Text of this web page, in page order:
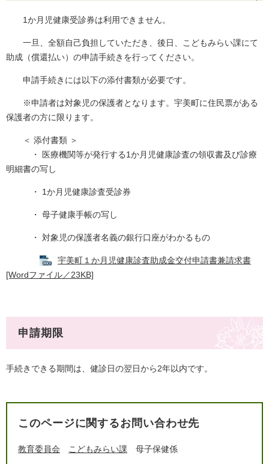
1か月児健康受診券は利用できません。
一旦、全額自己負担していただき、後日、こどもみらい課にて
助成（償還払い）の申請手続きを行ってください。
申請手続きには以下の添付書類が必要です。
※申請者は対象児の保護者となります。宇美町に住民票がある
保護者の方に限ります。
＜ 添付書類 ＞
・ 医療機関等が発行する1か月児健康診査の領収書及び診療
明細書の写し
・ 1か月児健康診査受診券
・ 母子健康手帳の写し
・ 対象児の保護者名義の銀行口座がわかるもの
宇美町１か月児健康診査助成金交付申請書兼請求書
[Wordファイル／23KB]
申請期限
手続きできる期間は、健診日の翌日から2年以内です。
このページに関するお問い合わせ先
教育委員会 こどもみらい課 母子保健係